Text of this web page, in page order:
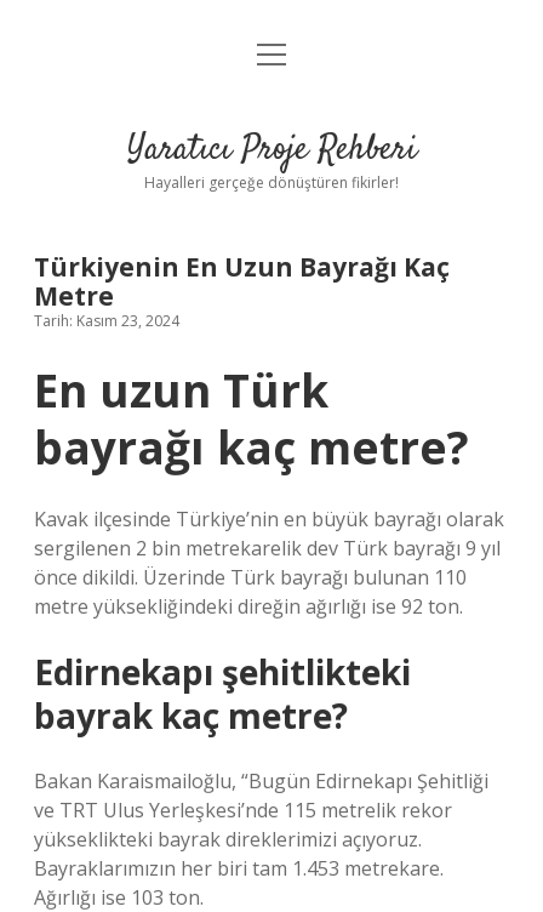
Anasayfa
Yasal Uyarı
menüyü
Yaratıcı Proje Rehberi
Hayalleri gerçeğe dönüştüren fikirler!
Türkiyenin En Uzun Bayrağı Kaç
Metre
Tarih: Kasım 23, 2024
En uzun Türk
bayrağı kaç metre?
Kavak ilçesinde Türkiye’nin en büyük bayrağı olarak
sergilenen 2 bin metrekarelik dev Türk bayrağı 9 yıl
önce dikildi. Üzerinde Türk bayrağı bulunan 110
metre yüksekliğindeki direğin ağırlığı ise 92 ton.
Edirnekapı şehitlikteki
bayrak kaç metre?
Bakan Karaismailoğlu, “Bugün Edirnekapı Şehitliği
ve TRT Ulus Yerleşkesi’nde 115 metrelik rekor
yükseklikteki bayrak direklerimizi açıyoruz.
Bayraklarımızın her biri tam 1.453 metrekare.
Ağırlığı ise 103 ton.